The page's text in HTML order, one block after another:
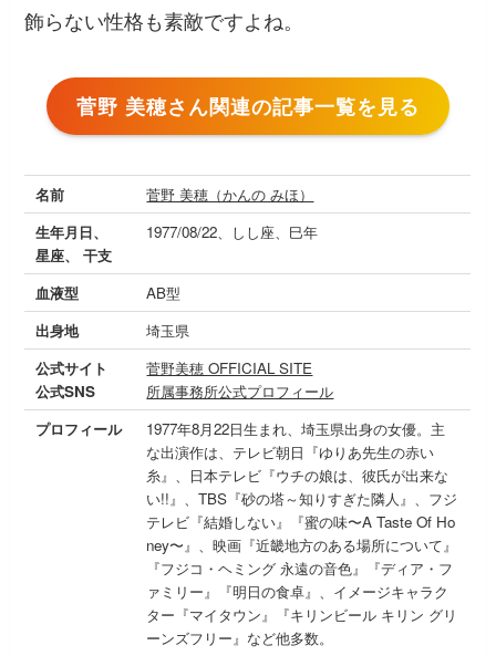
飾らない性格も素敵ですよね。
菅野 美穂さん関連の記事一覧を見る
名前
菅野 美穂（かんの みほ）
生年月日、
星座、 干支
1977/08/22、しし座、巳年
血液型
AB型
出身地
埼玉県
公式サイト
公式SNS
菅野美穂 OFFICIAL SITE
所属事務所公式プロフィール
プロフィール
1977年8月22日生まれ、埼玉県出身の女優。主
な出演作は、テレビ朝日『ゆりあ先生の赤い
糸』、日本テレビ『ウチの娘は、彼氏が出来な
い!!』、TBS『砂の塔～知りすぎた隣人』、フジ
テレビ『結婚しない』『蜜の味〜A Taste Of Ho
ney〜』、映画『近畿地方のある場所について』
『フジコ・ヘミング 永遠の音色』『ディア・フ
ァミリー』『明日の食卓』、イメージキャラク
ター『マイタウン』『キリンビール キリン グリ
ーンズフリー』など他多数。